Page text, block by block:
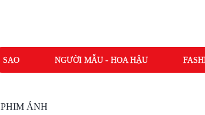
SAO NGƯỜI MẪU - HOA HẬU
PHIM ẢNH